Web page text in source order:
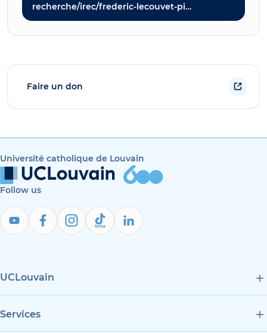
recherche/irec/frederic-lecouvet-pi…
Faire un don
Université catholique de Louvain
Follow us
UCLouvain
Services